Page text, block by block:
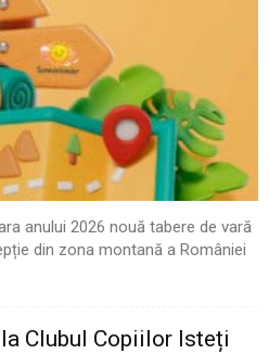
anului 2026 nouă tabere de vară
din zona montană a României
Clubul Copiilor Isteți